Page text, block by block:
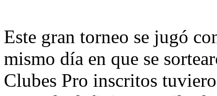
Este gran torneo se jugó
mismo día en que se
Clubes Pro inscritos